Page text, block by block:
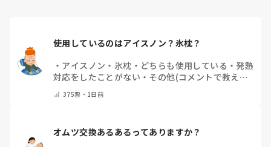
ため、排泄後の状態を職員間で共有し、「どこから漏れている
のか」を確認しながら対策を考えていました。
一度で解決することは少ないですが、オムツやパッドの種類、
当て方、交換時間などを少しずつ見直していくことで改善した
ケースもありました。
使用しているのはアイスノン？氷枕？
・ アイスノン ・ 氷枕 ・ どちらも使用している ・ 発熱
対応をしたことがない ・ その他(コメントで教えて
375票・ 1日前
オムツ交換あるあるってありますか？